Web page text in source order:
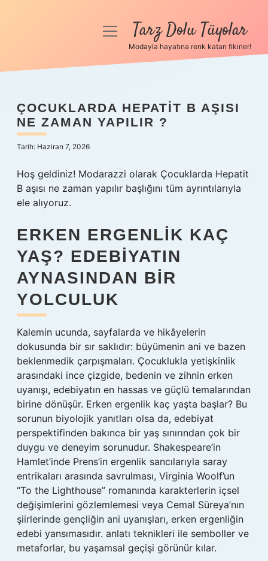
Anasayfa
Yasal Uyarı
Hakkımızda
menüyüTarz Dolu Tüyolar
Modayla hayatına renk katan fikirler!
ÇOCUKLARDA HEPATIT B AŞISI
NE ZAMAN YAPILIR ?
Tarih: Haziran 7, 2026
Hoş geldiniz! Modarazzi olarak Çocuklarda Hepatit
B aşısı ne zaman yapılır başlığını tüm ayrıntılarıyla
ele alıyoruz.
ERKEN ERGENLIK KAÇ
YAŞ? EDEBIYATIN
AYNASINDAN BIR
YOLCULUK
Kalemin ucunda, sayfalarda ve hikâyelerin
dokusunda bir sır saklıdır: büyümenin ani ve bazen
beklenmedik çarpışmaları. Çocuklukla yetişkinlik
arasındaki ince çizgide, bedenin ve zihnin erken
uyanışı, edebiyatın en hassas ve güçlü temalarından
birine dönüşür. Erken ergenlik kaç yaşta başlar? Bu
sorunun biyolojik yanıtları olsa da, edebiyat
perspektifinden bakınca bir yaş sınırından çok bir
duygu ve deneyim sorunudur. Shakespeare’in
Hamlet’inde Prens’in ergenlik sancılarıyla saray
entrikaları arasında savrulması, Virginia Woolf’un
“To the Lighthouse” romanında karakterlerin içsel
değişimlerini gözlemlemesi veya Cemal Süreya’nın
şiirlerinde gençliğin ani uyanışları, erken ergenliğin
edebi yansımasıdır. anlatı teknikleri ile semboller ve
metaforlar, bu yaşamsal geçişi görünür kılar.